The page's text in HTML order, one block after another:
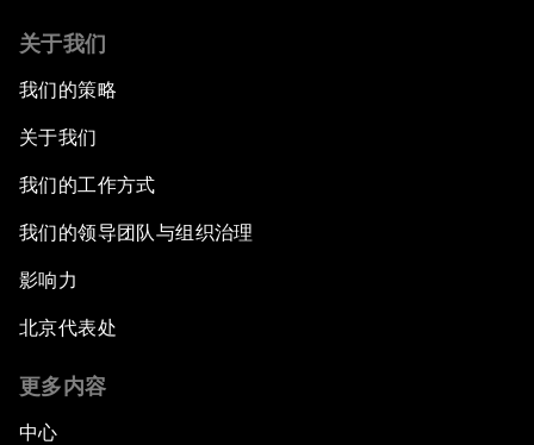
关于我们
我们的策略
关于我们
我们的工作方式
我们的领导团队与组织治理
影响力
北京代表处
更多内容
中心